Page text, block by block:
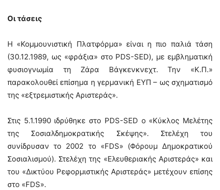
Οι τάσεις
Η «Κομμουνιστική Πλατφόρμα» είναι η πιο παλιά τάση
(30.12.1989, ως «φράξια» στο PDS-SED), με εμβληματική
φυσιογνωμία τη Ζάρα Βάγκενκνεχτ. Την «Κ.Π.»
παρακολουθεί επίσημα η γερμανική ΕΥΠ – ως σχηματισμό
της «εξτρεμιστικής Αριστεράς».
Στις 5.1.1990 ιδρύθηκε στο PDS-SED ο «Κύκλος Μελέτης
της Σοσιαλδημοκρατικής Σκέψης». Στελέχη του
συνίδρυσαν το 2002 το «FDS» (Φόρουμ Δημοκρατικού
Σοσιαλισμού). Στελέχη της «Ελευθεριακής Αριστεράς» και
του «Δικτύου Ρεφορμιστικής Αριστεράς» μετέχουν επίσης
στο «FDS».